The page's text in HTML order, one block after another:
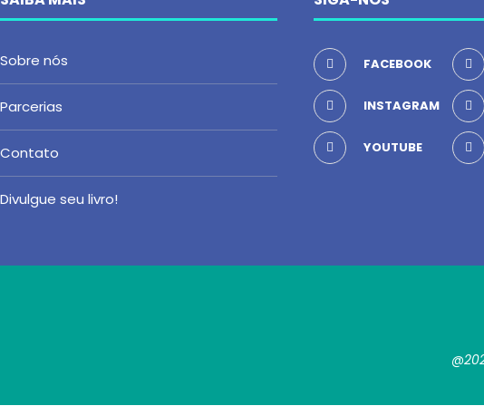
Sobre nós
Parcerias
Contato
Divulgue seu livro!
FACEBOOK
INSTAGRAM
YOUTUBE